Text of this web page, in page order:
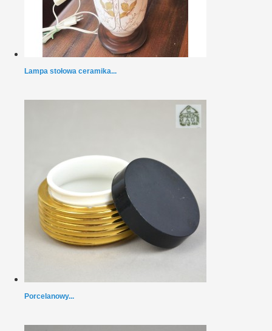
Lampa stołowa ceramika...
Porcelanowy...